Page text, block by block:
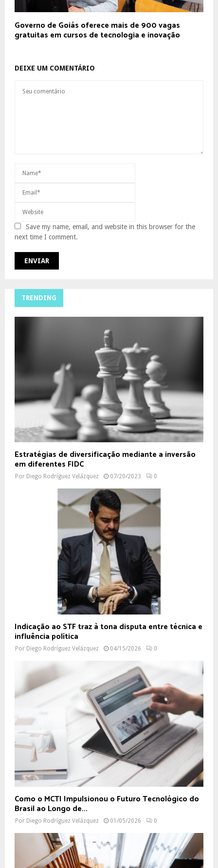
Governo de Goiás oferece mais de 900 vagas
gratuitas em cursos de tecnologia e inovação
DEIXE UM COMENTÁRIO
Save my name, email, and website in this browser for the
next time I comment.
TRENDING
Estratégias de diversificação mediante a inversão
em diferentes FIDC
Por Diego Rodríguez Velázquez 07/20/2023 0
Indicação ao STF traz à tona disputa entre técnica e
influência política
Por Diego Rodríguez Velázquez 04/15/2026 0
Como o MCTI Impulsionou o Futuro Tecnológico do
Brasil ao Longo de...
Por Diego Rodríguez Velázquez 01/05/2026 0